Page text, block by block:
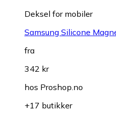
Deksel for mobiler
Samsung Silicone
fra
342 kr
hos Proshop.no
+17 butikker